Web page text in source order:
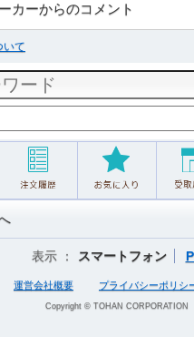
カーからのコメント
いて
表示 ： スマートフォン
運営会社概要 プライバシーポリシ
Copyright © TOHAN CORPORATION